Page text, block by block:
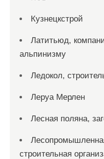
Кузнецкстрой
Латитьюд,
альпинизму
Ледокол,
Леруа Мерлен
Лесная поляна,
строительная